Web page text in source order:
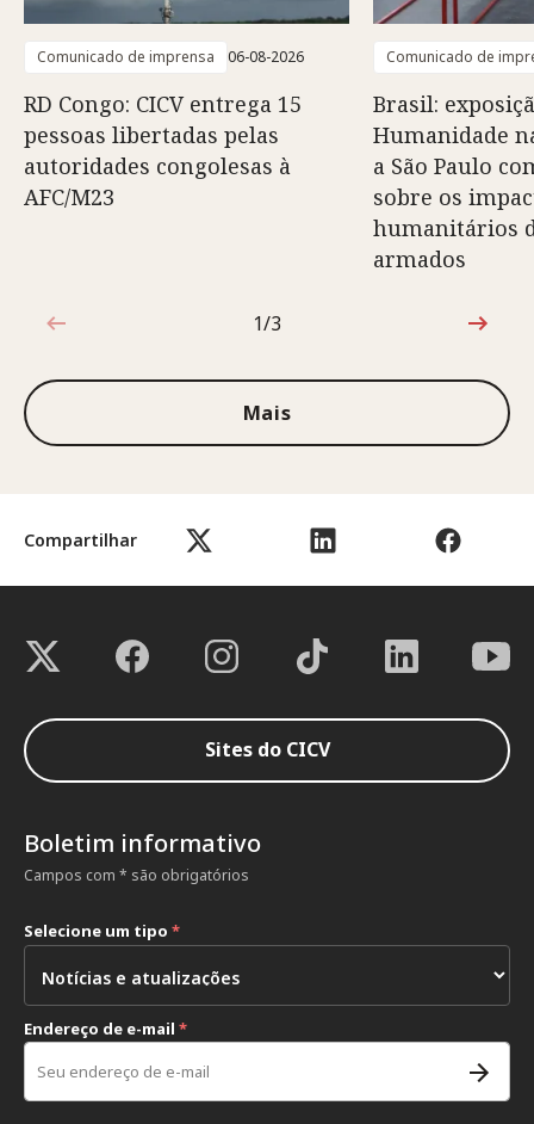
Compartilhar
Comunicado de imprensa 06-08-2026
RD Congo: CICV entrega 15
pessoas libertadas pelas
autoridades congolesas à
AFC/M23
Comunicado de
Brasil:
Humanidade
a São Paulo
sobre os
humanitários
armados
1 de 3
1/3
Mais
Sites do CICV
Boletim informativo
Campos com * são obrigatórios
Selecione um tipo *
Endereço de e-mail *